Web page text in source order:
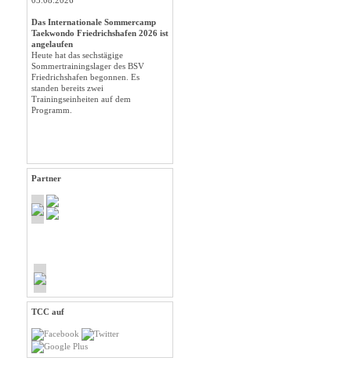
Das Internationale Sommercamp
Taekwondo Friedrichshafen 2026 ist
angelaufen
Heute hat das sechstägige
Sommertrainingslager des BSV
Friedrichshafen begonnen. Es
standen bereits zwei
Trainingseinheiten auf dem
Programm.
Partner
TCC auf